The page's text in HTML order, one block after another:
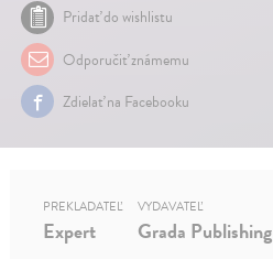
Pridať do wishlistu
Odporučiť známemu
Zdielať na Facebooku
PREKLADATEĽ
Expert
VYDAVATEĽ
Grada Publishing